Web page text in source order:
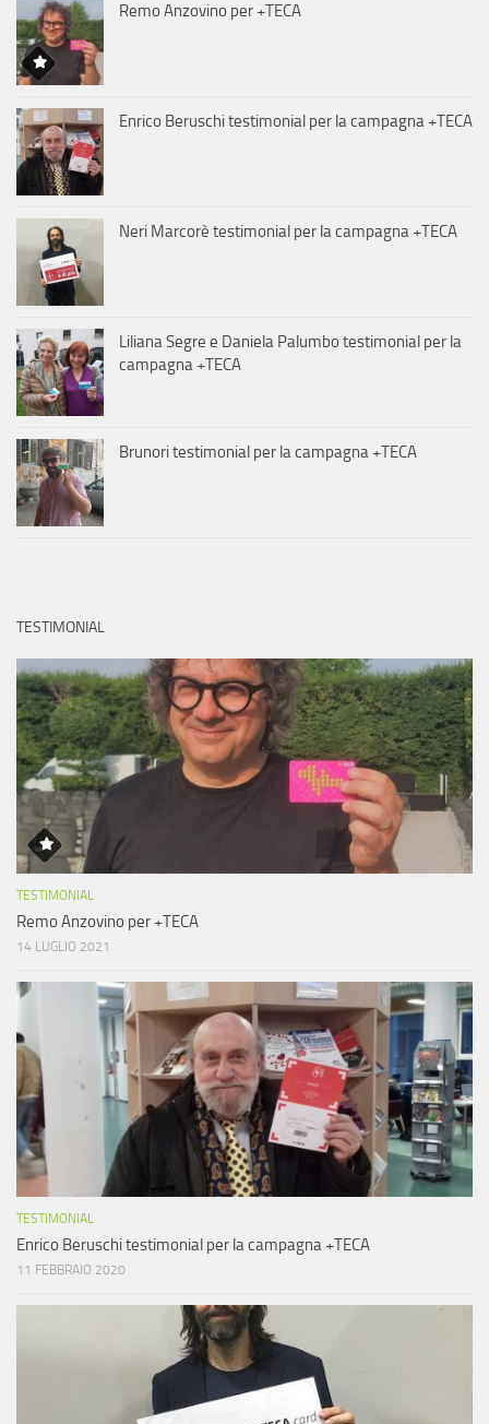
Remo Anzovino per +TECA
Enrico Beruschi testimonial per la campagna +TECA
Neri Marcorè testimonial per la campagna +TECA
Liliana Segre e Daniela Palumbo testimonial per la
campagna +TECA
Brunori testimonial per la campagna +TECA
TESTIMONIAL
TESTIMONIAL
Remo Anzovino per +TECA
14 LUGLIO 2021
TESTIMONIAL
Enrico Beruschi testimonial per la campagna +TECA
11 FEBBRAIO 2020